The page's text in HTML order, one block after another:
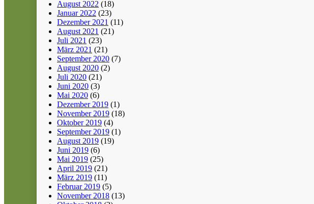
August 2022 (18)
Januar 2022 (23)
Dezember 2021 (11)
August 2021 (21)
Juli 2021 (23)
März 2021 (21)
September 2020 (7)
August 2020 (2)
Juli 2020 (21)
Juni 2020 (3)
Mai 2020 (6)
Dezember 2019 (1)
November 2019 (18)
Oktober 2019 (4)
September 2019 (1)
August 2019 (19)
Juni 2019 (6)
Mai 2019 (25)
April 2019 (21)
März 2019 (11)
Februar 2019 (5)
November 2018 (13)